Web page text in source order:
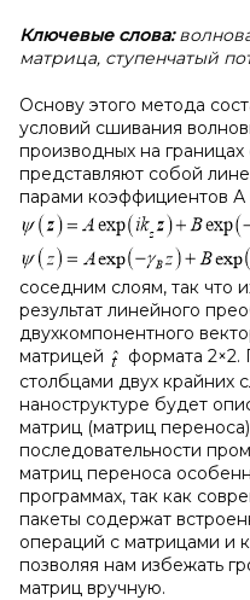
Ключевые слова:
матрица, ступенчатый
Основу этого метода
условий сшивания
производных на
представляют собой
парами коэффициентов А
соседним слоям, так что
результат линейного
двухкомпонентного
матрицей
формата 2×2.
столбцами двух крайних
наноструктуре будет
матриц (матриц
последовательности
матриц переноса
программах, так как
пакеты содержат
операций с матрицами и
позволяя нам избежать
матриц вручную.